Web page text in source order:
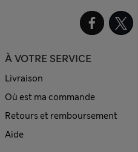
À VOTRE SERVICE
Livraison
Où est ma commande
Retours et remboursement
Aide